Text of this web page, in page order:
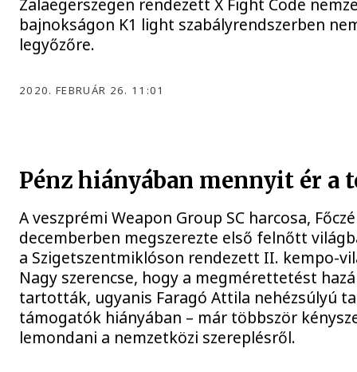
Zalaegerszegen rendezett X Fight Code
bajnokságon K1 light szabályrendszerben
legyőzőre.
2020. FEBRUÁR 26. 11:01
Pénz hiányában mennyit ér a
A veszprémi Weapon Group SC harcosa,
decemberben megszerezte első felnőtt
a Szigetszentmiklóson rendezett II. kempo-
Nagy szerencse, hogy a megmérettetést
tartották, ugyanis Faragó Attila nehézsúlyú
támogatók hiányában – már többször
lemondani a nemzetközi szereplésről.